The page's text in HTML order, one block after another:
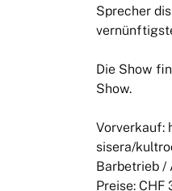
Sprecher
Die Show
Show.
Vorverkauf:
sisera/
Barbetrieb /
Preise: CHF